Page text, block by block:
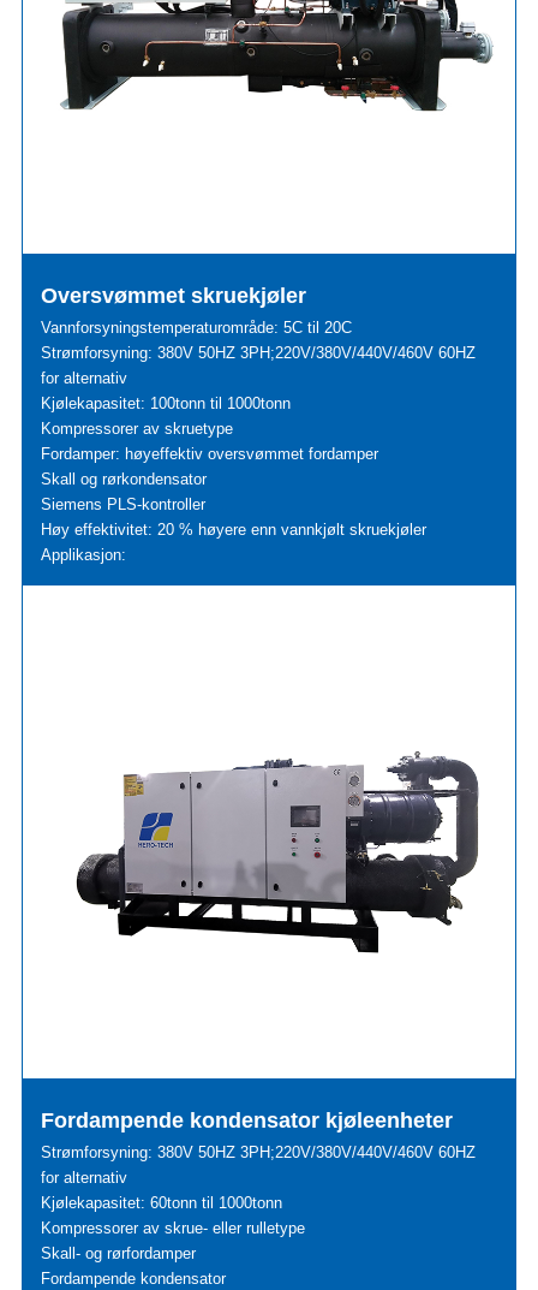
Oversvømmet skruekjøler
Vannforsyningstemperaturområde: 5C til 20C
Strømforsyning: 380V 50HZ 3PH;220V/380V/440V/460V 60HZ
for alternativ
Kjølekapasitet: 100tonn til 1000tonn
Kompressorer av skruetype
Fordamper: høyeffektiv oversvømmet fordamper
Skall og rørkondensator
Siemens PLS-kontroller
Høy effektivitet: 20 % høyere enn vannkjølt skruekjøler
Applikasjon:
Fordampende kondensator kjøleenheter
Strømforsyning: 380V 50HZ 3PH;220V/380V/440V/460V 60HZ
for alternativ
Kjølekapasitet: 60tonn til 1000tonn
Kompressorer av skrue- eller rulletype
Skall- og rørfordamper
Fordampende kondensator